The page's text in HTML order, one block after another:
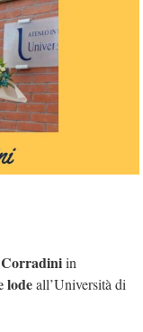
in
lodeall’Università di